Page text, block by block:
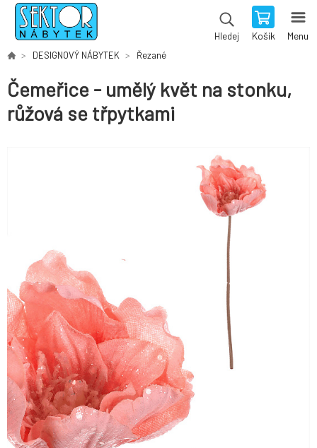
Hledej Košík Menu
DESIGNOVÝ NÁBYTEK Řezané
Čemeřice - umělý květ na stonku,
růžová se třpytkami